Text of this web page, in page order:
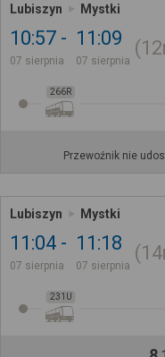
Lubiszyn Mystki
10:57
07 sierpnia
11:09
07 sierpnia
266R
Przewoźnik nie
Lubiszyn Mystki
11:04
07 sierpnia
11:18
07 sierpnia
231U